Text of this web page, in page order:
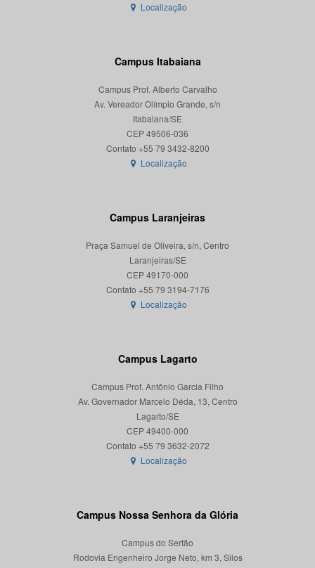
Localização
Campus Itabaiana
Campus Prof. Alberto Carvalho
Av. Vereador Olímpio Grande, s/n
Itabaiana/SE
CEP 49506-036
Localização
Campus Laranjeiras
Praça Samuel de Oliveira, s/n, Centro
Laranjeiras/SE
CEP 49170-000
Localização
Campus Lagarto
Campus Prof. Antônio Garcia Filho
Av. Governador Marcelo Déda, 13, Centro
Lagarto/SE
CEP 49400-000
Localização
Campus Nossa Senhora da Glória
Campus do Sertão
Rodovia Engenheiro Jorge Neto, km 3, Silos